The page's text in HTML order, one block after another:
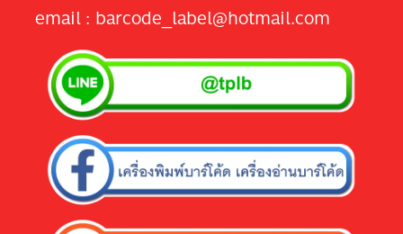
email : barcode_label@hotmail.com